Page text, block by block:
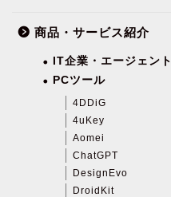
商品・サービス紹介
IT企業・エージェント
PCツール
4DDiG
4uKey
Aomei
ChatGPT
DesignEvo
DroidKit